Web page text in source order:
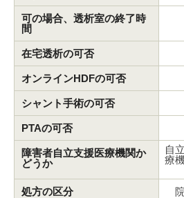
可の場合、透析室の終了時
間
在宅透析の可否
オンラインHDFの可否
シャント手術の可否
PTAの可否
障害者自立支援医療機関か
どうか
自
療
処方の区分